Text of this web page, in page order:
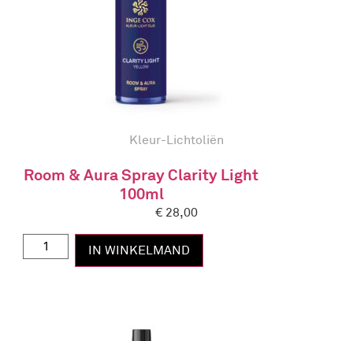
Kleur-Lichtoliën
Room & Aura Spray Clarity Light
100ml
€ 28,00
IN WINKELMAND